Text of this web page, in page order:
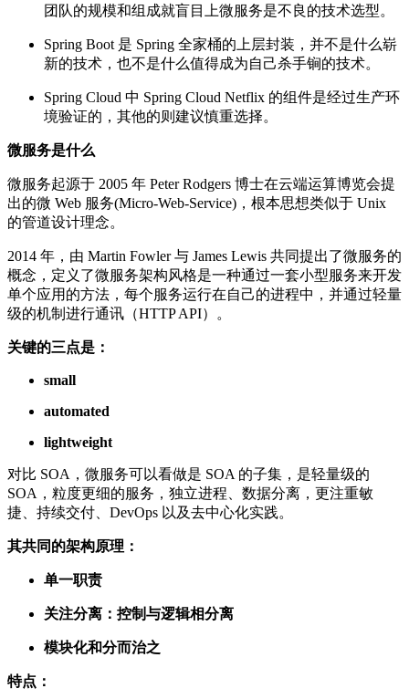
团队的规模和组成就盲目上微服务是不良的技术选型。
Spring Boot 是 Spring 全家桶的上层封装，并不是什么崭
新的技术，也不是什么值得成为自己杀手锏的技术。
Spring Cloud 中 Spring Cloud Netflix 的组件是经过生产环
境验证的，其他的则建议慎重选择。
微服务是什么
微服务起源于 2005 年 Peter Rodgers 博士在云端运算博览会提
出的微 Web 服务(Micro-Web-Service)，根本思想类似于 Unix
的管道设计理念。
2014 年，由 Martin Fowler 与 James Lewis 共同提出了微服务的
概念，定义了微服务架构风格是一种通过一套小型服务来开发
单个应用的方法，每个服务运行在自己的进程中，并通过轻量
级的机制进行通讯（HTTP API）。
关键的三点是：
small
automated
lightweight
对比 SOA，微服务可以看做是 SOA 的子集，是轻量级的
SOA，粒度更细的服务，独立进程、数据分离，更注重敏
捷、持续交付、DevOps 以及去中心化实践。
其共同的架构原理：
单一职责
关注分离：控制与逻辑相分离
模块化和分而治之
特点：